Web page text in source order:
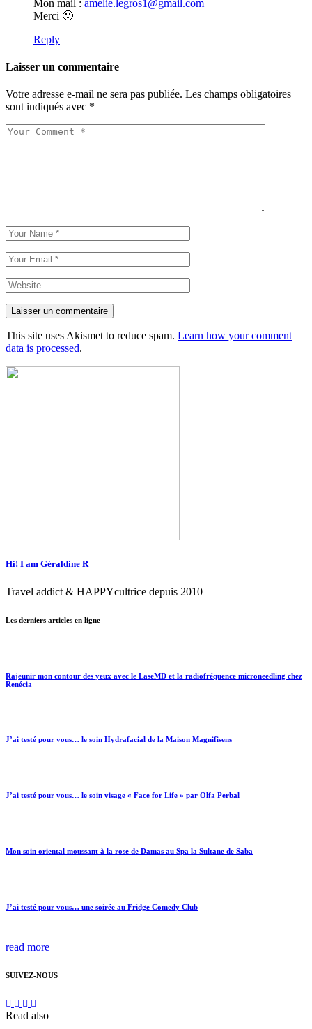
Mon mail : amelie.legros1@gmail.com
Merci 🙂
Reply
Laisser un commentaire
Votre adresse e-mail ne sera pas publiée. Les champs obligatoires
sont indiqués avec *
Laisser un commentaire
This site uses Akismet to reduce spam. Learn how your comment
data is processed.
Hi! I am Géraldine R
Travel addict & HAPPYcultrice depuis 2010
Les derniers articles en ligne
Rajeunir mon contour des yeux avec le LaseMD et la radiofréquence microneedling chez
Renécia
J’ai testé pour vous… le soin Hydrafacial de la Maison Magnifisens
J’ai testé pour vous… le soin visage « Face for Life » par Olfa Perbal
Mon soin oriental moussant à la rose de Damas au Spa la Sultane de Saba
J’ai testé pour vous… une soirée au Fridge Comedy Club
read more
SUIVEZ-NOUS
Read also